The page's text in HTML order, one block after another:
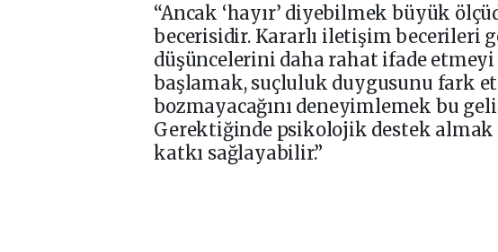
“Ancak ‘hayır’ diyebilmek büyük
becerisidir. Kararlı iletişim becerileri
düşüncelerini daha rahat ifade
başlamak, suçluluk duygusunu fark
bozmayacağını deneyimlemek bu
Gerektiğinde psikolojik destek almak
katkı sağlayabilir.”